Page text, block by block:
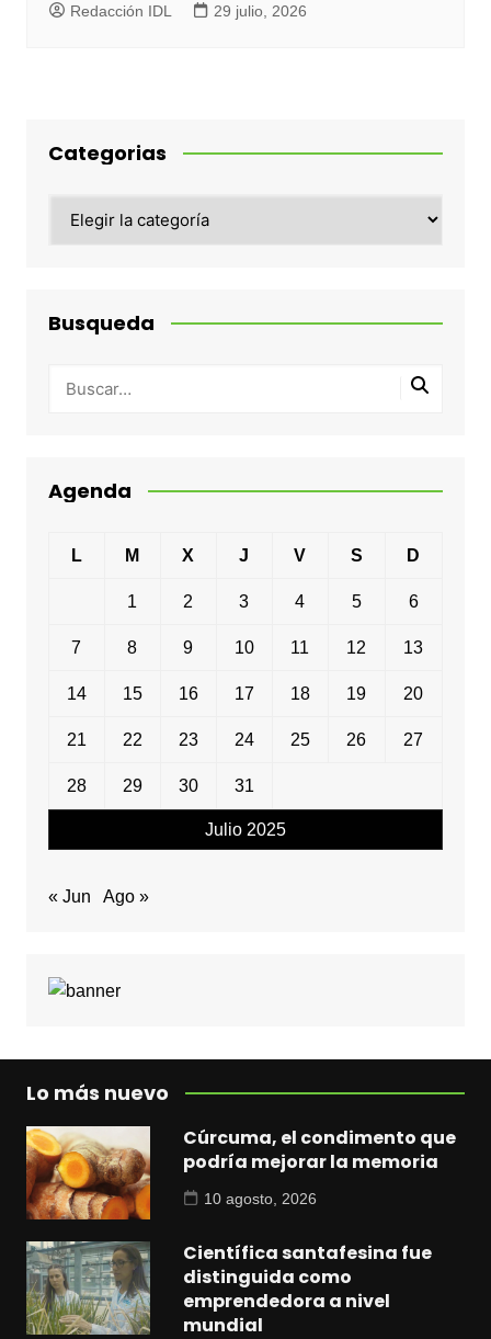
Redacción IDL 29 julio, 2026
Categorias
Busqueda
Agenda
Julio 2025
L M X J V S D
1 2 3 4 5 6
7 8 9 10 11 12 13
14 15 16 17 18 19 20
21 22 23 24 25 26 27
28 29 30 31
« Jun Ago »
Lo más nuevo
Cúrcuma, el condimento que
podría mejorar la memoria
10 agosto, 2026
Científica santafesina fue
distinguida como
emprendedora a nivel
mundial